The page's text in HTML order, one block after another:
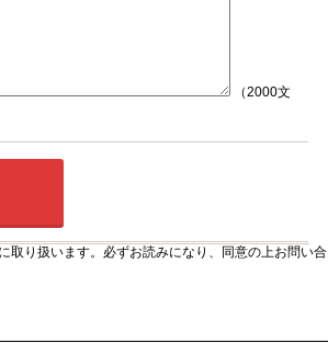
（2000文
取り扱います。必ずお読みになり、同意の上お問い合